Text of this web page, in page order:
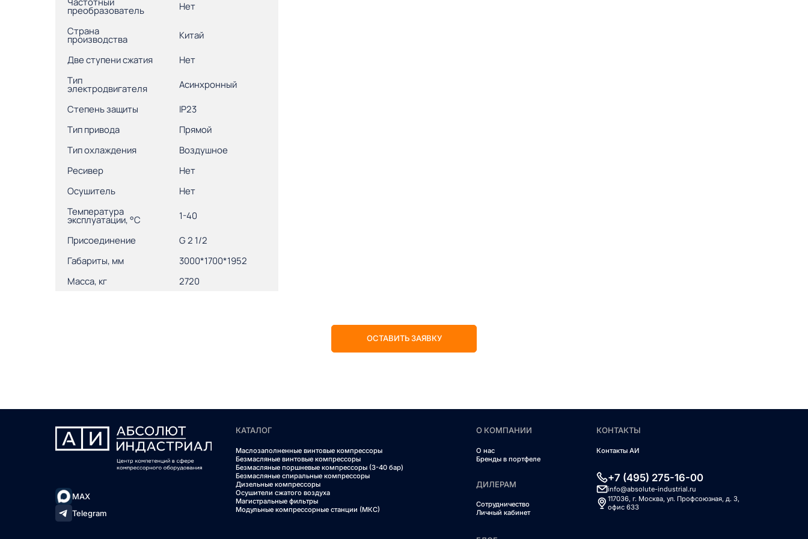
преобразователь Нет
Страна
производства Китай
Две ступени сжатия
Нет
Тип
электродвигателя Асинхронный
Степень защиты
IP23
Тип привода
Прямой
Тип охлаждения
Воздушное
Ресивер
Нет
Осушитель
Нет
Температура
эксплуатации, °С 1-40
Присоединение
G 2 1/2
Габариты, мм
3000*1700*1952
Масса, кг
2720
ОСТАВИТЬ ЗАЯВКУ
MAX
Telegram
КАТАЛОГ
Маслозаполненные винтовые компрессоры
Безмасляные винтовые компрессоры
Безмасляные поршневые компрессоры (3-40 бар)
Безмасляные спиральные компрессоры
Дизельные компрессоры
Осушители сжатого воздуха
Магистральные фильтры
Модульные компрессорные станции (МКС)
О КОМПАНИИ
О нас
Бренды в портфеле
ДИЛЕРАМ
Сотрудничество
Личный кабинет
КОНТАКТЫ
Контакты АИ
+7 (495) 275-16-00
info@absolute-industrial.ru
117036, г. Москва, ул. Профсоюзная, д. 3,
офис 633